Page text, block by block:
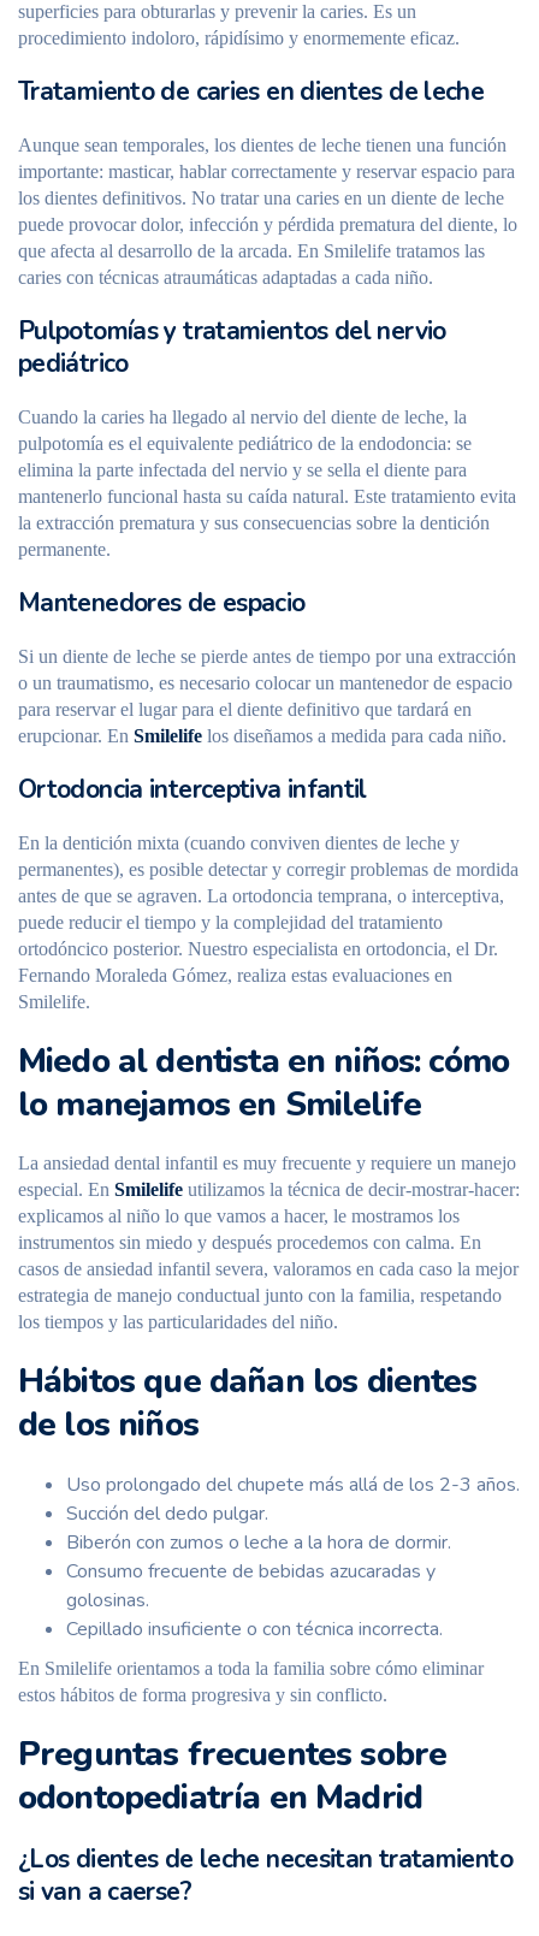
superficies para obturarlas y prevenir la caries. Es un
procedimiento indoloro, rápidísimo y enormemente eficaz.
Tratamiento de caries en dientes de leche
Aunque sean temporales, los dientes de leche tienen una función
importante: masticar, hablar correctamente y reservar espacio para
los dientes definitivos. No tratar una caries en un diente de leche
puede provocar dolor, infección y pérdida prematura del diente, lo
que afecta al desarrollo de la arcada. En Smilelife tratamos las
caries con técnicas atraumáticas adaptadas a cada niño.
Pulpotomías y tratamientos del nervio
pediátrico
Cuando la caries ha llegado al nervio del diente de leche, la
pulpotomía es el equivalente pediátrico de la endodoncia: se
elimina la parte infectada del nervio y se sella el diente para
mantenerlo funcional hasta su caída natural. Este tratamiento evita
la extracción prematura y sus consecuencias sobre la dentición
permanente.
Mantenedores de espacio
Si un diente de leche se pierde antes de tiempo por una extracción
o un traumatismo, es necesario colocar un mantenedor de espacio
para reservar el lugar para el diente definitivo que tardará en
erupcionar. En Smilelife los diseñamos a medida para cada niño.
Ortodoncia interceptiva infantil
En la dentición mixta (cuando conviven dientes de leche y
permanentes), es posible detectar y corregir problemas de mordida
antes de que se agraven. La ortodoncia temprana, o interceptiva,
puede reducir el tiempo y la complejidad del tratamiento
ortodóncico posterior. Nuestro especialista en ortodoncia, el Dr.
Fernando Moraleda Gómez, realiza estas evaluaciones en
Smilelife.
Miedo al dentista en niños: cómo
lo manejamos en Smilelife
La ansiedad dental infantil es muy frecuente y requiere un manejo
especial. En Smilelife utilizamos la técnica de decir-mostrar-hacer:
explicamos al niño lo que vamos a hacer, le mostramos los
instrumentos sin miedo y después procedemos con calma. En
casos de ansiedad infantil severa, valoramos en cada caso la mejor
estrategia de manejo conductual junto con la familia, respetando
los tiempos y las particularidades del niño.
Hábitos que dañan los dientes
de los niños
Uso prolongado del chupete más allá de los 2-3 años.
Succión del dedo pulgar.
Biberón con zumos o leche a la hora de dormir.
Consumo frecuente de bebidas azucaradas y
golosinas.
Cepillado insuficiente o con técnica incorrecta.
En Smilelife orientamos a toda la familia sobre cómo eliminar
estos hábitos de forma progresiva y sin conflicto.
Preguntas frecuentes sobre
odontopediatría en Madrid
¿Los dientes de leche necesitan tratamiento
si van a caerse?